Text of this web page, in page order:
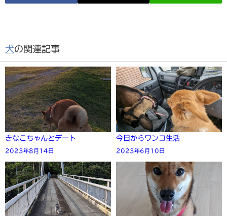
犬の関連記事
きなこちゃんとデート
2023年8月14日
今日からワンコ生活
2023年6月10日